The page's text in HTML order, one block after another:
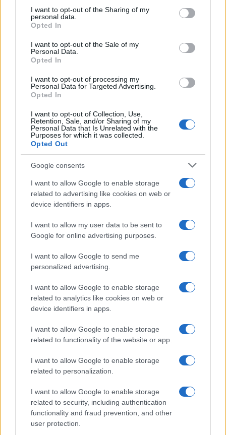
not limited to your visit or usage behaviour. You may click to
grant or deny consent to Google and its third-party tags to
use your data for below specified purposes in below Google
consent section.
I want to opt-out of the Sharing of my
personal data.
Opted In
I want to opt-out of the Sale of my
Personal Data.
Opted In
I want to opt-out of processing my
Personal Data for Targeted Advertising.
Opted In
I want to opt-out of Collection, Use,
Retention, Sale, and/or Sharing of my
Personal Data that Is Unrelated with the
Purposes for which it was collected.
Opted Out
Google consents
I want to allow Google to enable storage
related to advertising like cookies on web or
device identifiers in apps.
I want to allow my user data to be sent to
Google for online advertising purposes.
I want to allow Google to send me
personalized advertising.
I want to allow Google to enable storage
related to analytics like cookies on web or
device identifiers in apps.
I want to allow Google to enable storage
related to functionality of the website or app.
I want to allow Google to enable storage
related to personalization.
I want to allow Google to enable storage
related to security, including authentication
functionality and fraud prevention, and other
user protection.
από τις δύο πλευρές, μεταταγμένους και αμετάθετους,
αποδεικνύει την ορθότητα της θέσης. Καλούμε
ΣΥΛΛΟΓΟΥΣ και ΕΛΜΕ να τη στηρίξουν, ώστε να
αναγκάσουμε την κυβέρνηση να δώσει λύση στο ζήτημα.
Απαιτούμε να δοθεί λύση άμεσα πριν τις νέες
μεταθέσεις:
Να δοθεί η δυνατότητα να γυρίσουν στη
επιθυμούν.
Να αποδοθούν αμέσως οργανικές σε όλους τους
μεταταγμένους εκπαιδευτικούς για τις μη
προϋπάρχουσες στην Πρωτοβάθμια Εκπαίδευση
ειδικότητες (ΠΕ05 Γαλλικών, ΠΕ07 Γερμανικών,
ΠΕ08 Καλλιτεχνικών, ΠΕ19-20 Πληροφορικής και
ΠΕ32 Θεατρικών Σπουδών).
Για τους εκπαιδευτικούς των κοινών ειδικοτήτων
Μουσικής), να γίνει ενιαία μοριοδότηση (ανά
ειδικότητα και μεταθετική περιοχή) για τους
μεταταγμένους και όσους αμετάθετους υπέβαλλαν
αίτηση μετάθεσης το σχολικό έτος 2012-2013 και
αίτηση μετάταξης το 2013, αλλά αυτή
απορρίφθηκε. Να συνταχθούν οι πίνακες (ανά
μεταθετική περιοχή) με βάση τα μόριά τους.
Να πάρουν
μετάθεση αναδρομικά, κατά
προτεραιότητακαι με βάση την τότε υπηρεσιακή
τους όσοι εκπαιδευτικοί των κοινών ειδικοτήτων
(Αγγλικών, Φυσικής Αγωγής και Μουσικής)
δούλευαν στην Πρωτοβάθμια Εκπαίδευση και είχαν
κάνει αίτηση το σχολικό έτος 2012-2013 και το
2013-2014 και είχαν περισσότερα ή ίσα μόρια με
τον τελευταίο μεταταγμένο της ίδιας ειδικότητας